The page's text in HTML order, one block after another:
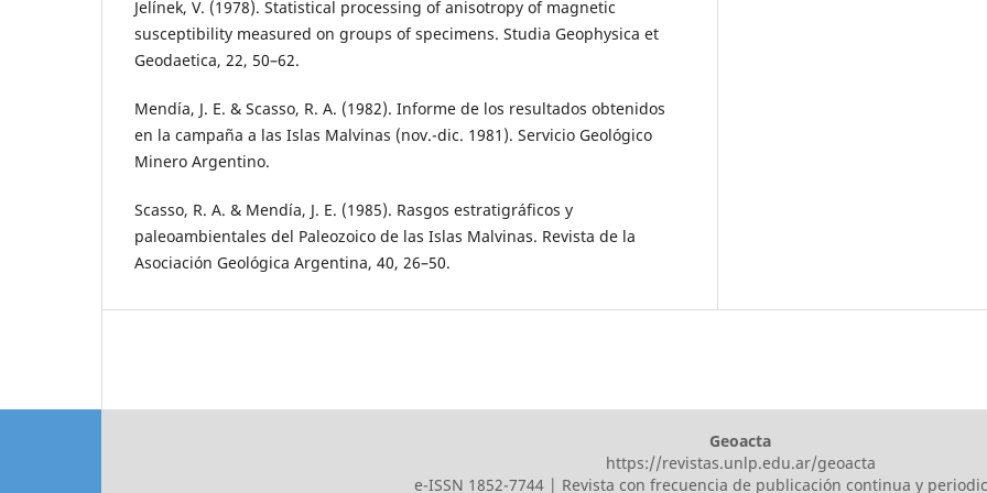
Jelı́nek, V. (1978). Statistical processing of anisotropy of magnetic
susceptibility measured on groups of specimens. Studia Geophysica et
Geodaetica, 22, 50–62.
Mendı́a, J. E. & Scasso, R. A. (1982). Informe de los resultados obtenidos
en la campaña a las Islas Malvinas (nov.-dic. 1981). Servicio Geológico
Minero Argentino.
Scasso, R. A. & Mendı́a, J. E. (1985). Rasgos estratigráficos y
paleoambientales del Paleozoico de las Islas Malvinas. Revista de la
Asociación Geológica Argentina, 40, 26–50.
Geoacta
https://revistas.unlp.edu.ar/geoacta
e-ISSN 1852-7744 | Revista con frecuencia de publicación continua y